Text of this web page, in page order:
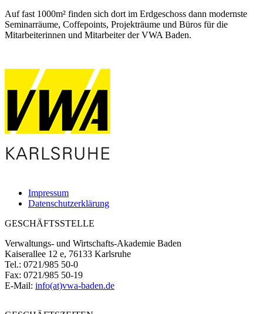
Auf fast 1000m² finden sich dort im Erdgeschoss dann modernste
Seminarräume, Coffepoints, Projekträume und Büros für die
Mitarbeiterinnen und Mitarbeiter der VWA Baden.
Impressum
Datenschutzerklärung
GESCHÄFTSSTELLE
Verwaltungs- und Wirtschafts-Akademie Baden
Kaiserallee 12 e, 76133 Karlsruhe
Tel.: 0721/985 50-0
Fax: 0721/985 50-19
E-Mail: info(at)vwa-baden.de